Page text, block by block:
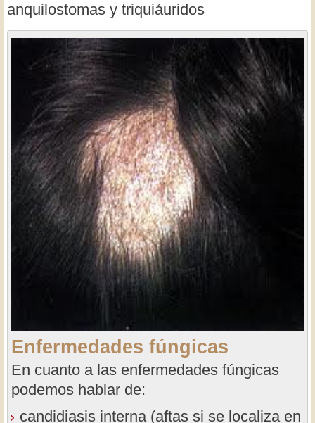
anquilostomas y triquiáuridos
Enfermedades fúngicas
En cuanto a las enfermedades fúngicas
podemos hablar de:
candidiasis interna (aftas si se localiza en